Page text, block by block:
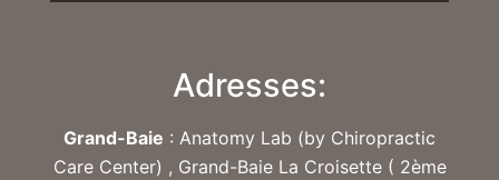
Adresses:
Grand-Baie : Anatomy Lab (by Chiropractic
Care Center) , Grand-Baie La Croisette ( 2ème